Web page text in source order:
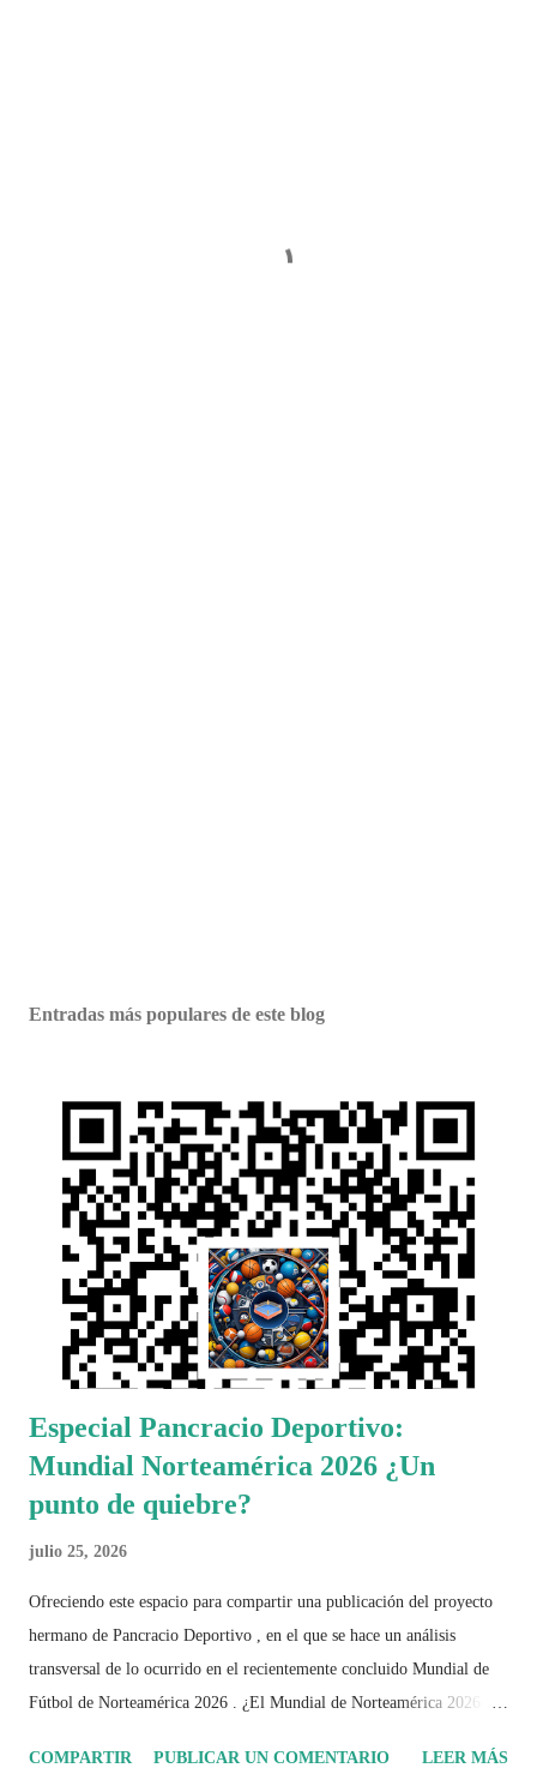
Entradas más populares de este blog
Especial Pancracio Deportivo:
Mundial Norteamérica 2026 ¿Un
punto de quiebre?
julio 25, 2026
Ofreciendo este espacio para compartir una publicación del proyecto
hermano de Pancracio Deportivo , en el que se hace un análisis
transversal de lo ocurrido en el recientemente concluido Mundial de
Fútbol de Norteamérica 2026 . ¿El Mundial de Norteamérica 2026 ha
el recorrido de cada selección con infografías inspiradas en la
COMPARTIR PUBLICAR UN COMENTARIO LEER MÁS